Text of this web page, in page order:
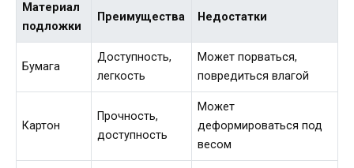
Материал
подложки
Преимущества Недостатки
Бумага
Доступность,
легкость
Может порваться,
повредиться влагой
Картон
Прочность,
доступность
Может
деформироваться под
весом